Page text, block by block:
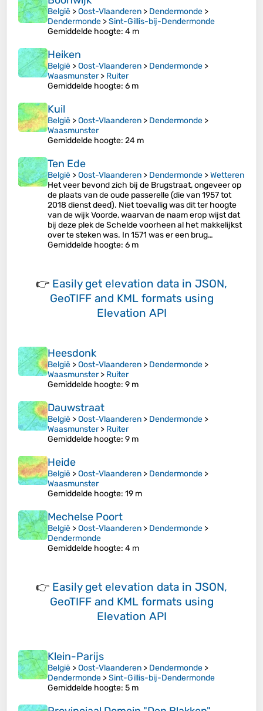
België >Oost-Vlaanderen > Dendermonde >
Dendermonde >Sint-Gillis-bij-Dendermonde
Gemiddelde hoogte: 4 m
Heiken
België >Oost-Vlaanderen > Dendermonde >
Waasmunster> Ruiter
Gemiddelde hoogte: 6 m
Kuil
België >Oost-Vlaanderen > Dendermonde >
Waasmunster
Gemiddelde hoogte: 24 m
Ten Ede
België >Oost-Vlaanderen > Dendermonde >Wetteren
Het veer bevond zich bij de Brugstraat, ongeveer op
de plaats van de oude passerelle (die van 1957 tot
2018 dienst deed). Niet toevallig was dit ter hoogte
van de wijk Voorde, waarvan de naam erop wijst dat
bij deze plek de Schelde voorheen al het makkelijkst
over te steken was. In 1571 was er een brug…
Gemiddelde hoogte: 6 m
👉 Easily get elevation data in JSON,
GeoTIFF and KML formats using
Elevation API
Heesdonk
België >Oost-Vlaanderen > Dendermonde >
Waasmunster> Ruiter
Gemiddelde hoogte: 9 m
Dauwstraat
België >Oost-Vlaanderen > Dendermonde >
Waasmunster> Ruiter
Gemiddelde hoogte: 9 m
Heide
België >Oost-Vlaanderen > Dendermonde >
Waasmunster
Gemiddelde hoogte: 19 m
Mechelse Poort
België >Oost-Vlaanderen > Dendermonde >
Dendermonde
Gemiddelde hoogte: 4 m
👉 Easily get elevation data in JSON,
GeoTIFF and KML formats using
Elevation API
Klein-Parijs
België >Oost-Vlaanderen > Dendermonde >
Dendermonde >Sint-Gillis-bij-Dendermonde
Gemiddelde hoogte: 5 m